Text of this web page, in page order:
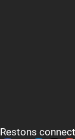
Restons